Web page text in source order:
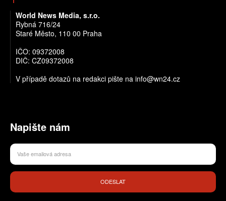
World News Media, s.r.o.
Rybná 716/24
Staré Město, 110 00 Praha
IČO: 09372008
DIČ: CZ09372008
V případě dotazů na redakci pište na info@wn24.cz
Napište nám
ODESLAT